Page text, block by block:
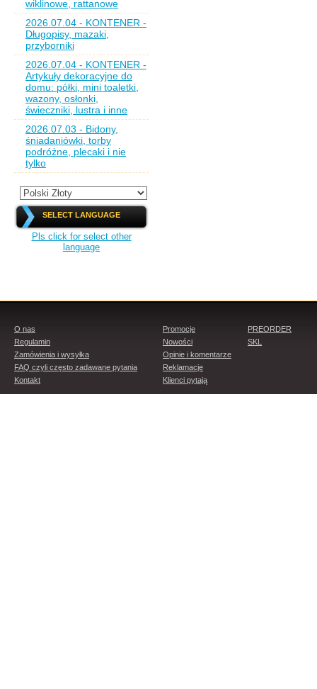
wiklinowe, rattanowe
2026.07.04 - KONTENER -
Długopisy, mazaki,
przyborniki
2026.07.04 - KONTENER -
Artykuły dekoracyjne do
domu: półki, mini toaletki,
wazony, osłonki,
świeczniki, lustra i inne
2026.07.03 - Bidony,
śniadaniówki, torby
podróżne, plecaki i nie
tylko
SELECT LANGUAGE
Pls click for select other
language
O nas
Regulamin
Zamówienia i wysyłka
FAQ czyli często zadawane pytania
Kontakt
Promocje
Nowości
Opinie i komentarze
Reklamacje
Klienci pytają
PREORDER
SKL